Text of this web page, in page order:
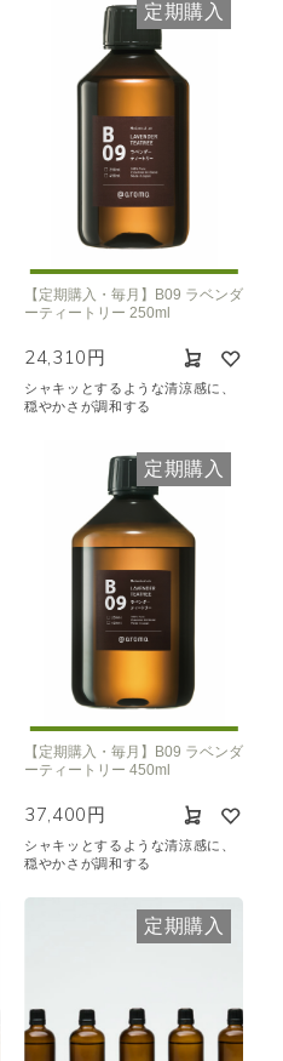
定期購入
【定期購入・毎月】B09 ラベンダ
ーティートリー 250ml
24,310円
シャキッとするような清涼感に、
穏やかさが調和する
定期購入
【定期購入・毎月】B09 ラベンダ
ーティートリー 450ml
37,400円
シャキッとするような清涼感に、
穏やかさが調和する
定期購入